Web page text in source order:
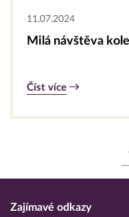
11.07.2024
Milá návštěva
Číst více
Zajímavé odkazy